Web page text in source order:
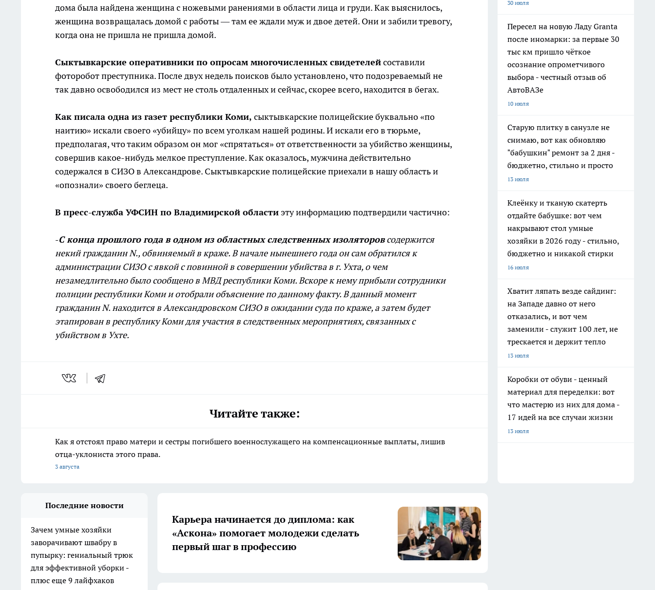
дома была найдена женщина с ножевыми ранениями в области лица и груди. Как выяснилось,
женщина возвращалась домой с работы —тамее ждали муж и двое детей. Они и забили тревогу,
когда она не пришла не пришла домой.
Сыктывкарские оперативники по опросам многочисленных свидетелейсоставили
фоторобот преступника. После двух недель поисков было установлено, что подозреваемый не
так давно освободился из мест не столь отдаленных и сейчас, скорее всего, находится в бегах.
Как писала одна из газет республики Коми, сыктывкарские полицейские буквально «по
наитию» искали своего «убийцу» по всем уголкам нашей родины. И искали его в тюрьме,
предполагая, что таким образом он мог «спрятаться» от ответственности за убийство женщины,
совершив какое-нибудь мелкое преступление. Как оказалось, мужчина действительно
содержался в СИЗО в Александрове. Сыктывкарские полицейские приехали в нашу область и
«опознали» своего беглеца.
В пресс-служба УФСИН по Владимирской области эту информацию подтвердили частично:
-С конца прошлого года в одном из областных следственных изоляторовсодержится
некий гражданин N., обвиняемый в краже. В начале нынешнего года он сам обратился к
администрации СИЗО с явкой с повинной в совершении убийства в г. Ухта, о чем
незамедлительно было сообщено в МВД республики Коми. Вскоре к нему прибыли сотрудники
полиции республики Коми и отобрали объяснение по данному факту. В данный момент
гражданин N. находится в Александровском СИЗО в ожидании суда по краже, а затем будет
этапирован в республику Коми для участия в следственных мероприятиях, связанных с
убийством в Ухте.
Читайте также:
Как я отстоял право матери и сестры погибшего военнослужащего на компенсационные выплаты, лишив
отца-уклониста этого права.
3 августа
30 июля
Пересел на новую Ладу Granta
после иномарки: за первые 30
тыс км пришло чёткое
осознание опрометчивого
выбора - честный отзыв об
АвтоВАЗе
10 июля
Старую плитку в санузле не
снимаю, вот как обновляю
"бабушкин" ремонт за 2 дня -
бюджетно, стильно и просто
13 июля
Клеёнку и тканую скатерть
отдайте бабушке: вот чем
накрывают стол умные
хозяйки в 2026 году - стильно,
бюджетно и никакой стирки
16 июля
Хватит ляпать везде сайдинг:
на Западе давно от него
отказались, и вот чем
заменили - служит 100 лет, не
трескается и держит тепло
13 июля
Коробки от обуви - ценный
материал для переделки: вот
что мастерю из них для дома -
17 идей на все случаи жизни
13 июля
Последние новости
Зачем умные хозяйки
заворачивают швабру в
пупырку: гениальный трюк
для эффективной уборки -
плюс еще 9 лайфхаков
Карьера начинается до диплома: как
«Аскона» помогает молодежи сделать
первый шаг в профессию